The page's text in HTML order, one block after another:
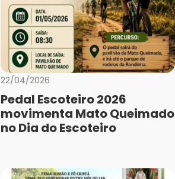
22/04/2026
Pedal Escoteiro 2026
movimenta Mato Queimado
no Dia do Escoteiro